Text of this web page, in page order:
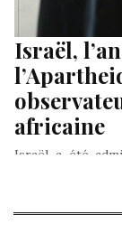
Israël,
africaine
Israël a été